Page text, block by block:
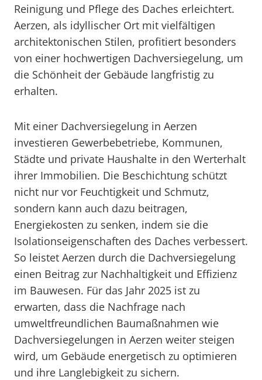
Reinigung und Pflege des Daches erleichtert.
Aerzen, als idyllischer Ort mit vielfältigen
architektonischen Stilen, profitiert besonders
von einer hochwertigen Dachversiegelung, um
die Schönheit der Gebäude langfristig zu
erhalten.
Mit einer Dachversiegelung in Aerzen
investieren Gewerbebetriebe, Kommunen,
Städte und private Haushalte in den Werterhalt
ihrer Immobilien. Die Beschichtung schützt
nicht nur vor Feuchtigkeit und Schmutz,
sondern kann auch dazu beitragen,
Energiekosten zu senken, indem sie die
Isolationseigenschaften des Daches verbessert.
So leistet Aerzen durch die Dachversiegelung
einen Beitrag zur Nachhaltigkeit und Effizienz
im Bauwesen. Für das Jahr 2025 ist zu
erwarten, dass die Nachfrage nach
umweltfreundlichen Baumaßnahmen wie
Dachversiegelungen in Aerzen weiter steigen
wird, um Gebäude energetisch zu optimieren
und ihre Langlebigkeit zu sichern.